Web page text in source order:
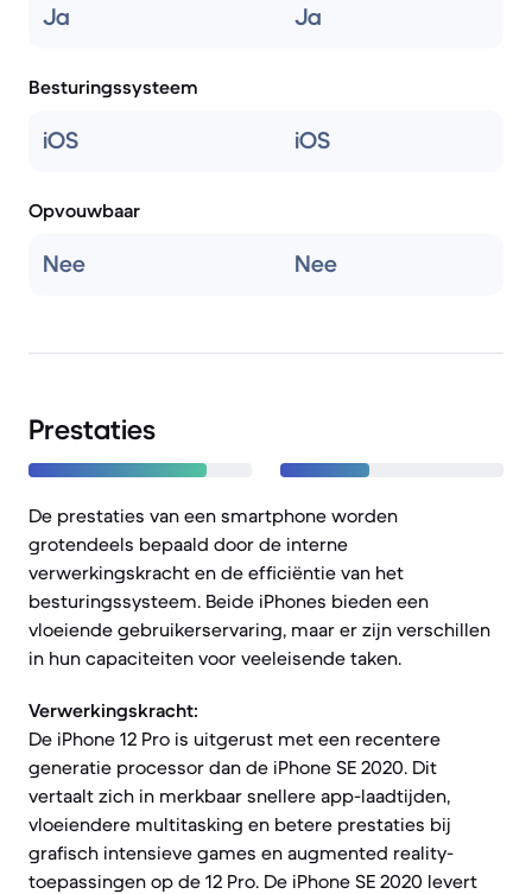
Ja Ja
Besturingssysteem
iOS iOS
Opvouwbaar
Nee Nee
Prestaties
De prestaties van een smartphone worden
grotendeels bepaald door de interne
verwerkingskracht en de efficiëntie van het
besturingssysteem. Beide iPhones bieden een
vloeiende gebruikerservaring, maar er zijn verschillen
in hun capaciteiten voor veeleisende taken.
Verwerkingskracht:
De iPhone 12 Pro is uitgerust met een recentere
generatie processor dan de iPhone SE 2020. Dit
vertaalt zich in merkbaar snellere app-laadtijden,
vloeiendere multitasking en betere prestaties bij
grafisch intensieve games en augmented reality-
toepassingen op de 12 Pro. De iPhone SE 2020 levert